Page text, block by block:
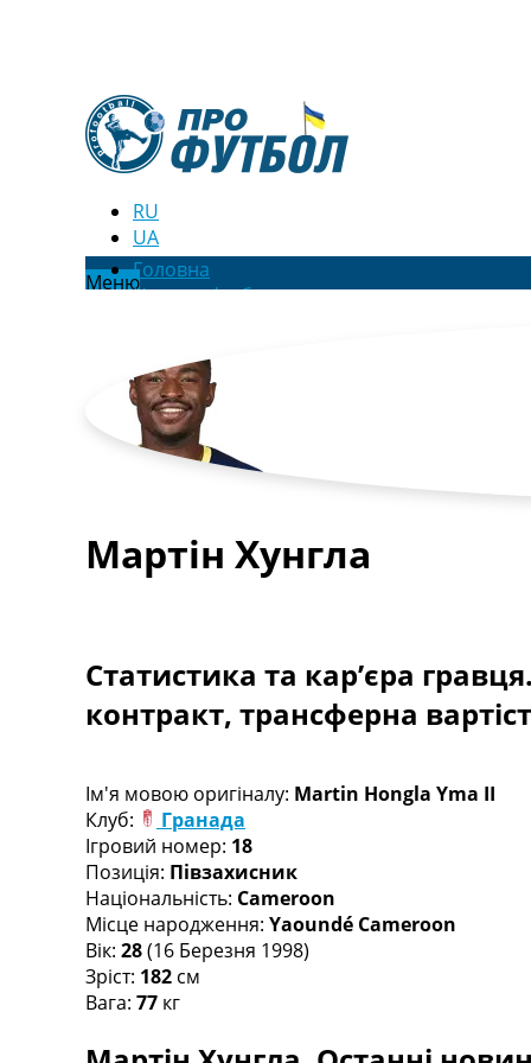
RU
UA
МенюГоловна
Новини футболу
Футбольні трансфери
Останні коментарі
Конкурс прогнозів
Логін
Рейтінги
Турніри
Чемпіонат Світу
Англія. Прем’єр-Ліга
Іспанія. Ла Ліга
Ще Турніри >>>
Чемпіонат Світу. Турнирні таблиці
Таблиця УПЛ
Перша Ліга
Таблиця АПЛ
Таблиця Ла Ліги
Таблиця Ліги Чемпіонів
Всі таблиці >>>
Рейтинги
Рейтинг ФІФА
Мартін Хунгла
Статистика та кар’єра
контракт, трансферна
Ім'я мовою оригіналу: Martin Hongla Yma II
Клуб:
Гранада
Ігровий номер: 18
Позиція: Півзахисник
Національність: Cameroon
Місце народження: Yaoundé Cameroon
Вік: 28(16 Березня 1998)
Зріст: 182 см
Вага: 77 кг